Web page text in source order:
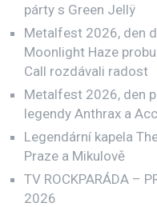
párty s Green Jellÿ
Metalfest 2026, den
Moonlight Haze
Call rozdávali radost
Metalfest 2026, den
legendy Anthrax a
Legendární kapela
Praze a Mikulově
TV ROCKPARÁDA –
2026